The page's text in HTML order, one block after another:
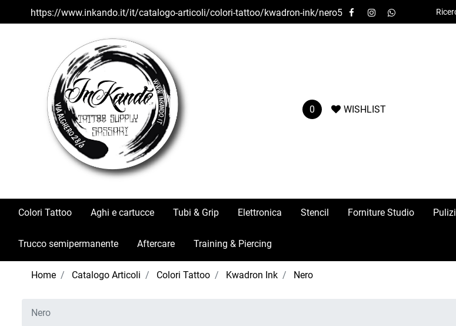
https://www.inkando.it/it/catalogo-articoli/colori-tattoo/kwadron-ink/nero5
0 WISHLIST
Colori Tattoo Aghi e cartucce Tubi & Grip Elettronica Stencil Forniture Studio
Trucco semipermanente Aftercare Training & Piercing
Home Catalogo Articoli Colori Tattoo Kwadron Ink Nero
Nero